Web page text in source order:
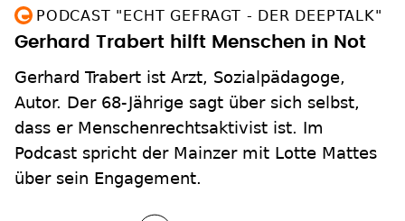
PODCAST "ECHT GEFRAGT - DER DEEPTALK"
Gerhard Trabert hilft Menschen in Not
Gerhard Trabert ist Arzt, Sozialpädagoge,
Autor. Der 68-Jährige sagt über sich selbst,
dass er Menschenrechtsaktivist ist. Im
Podcast spricht der Mainzer mit Lotte Mattes
über sein Engagement.